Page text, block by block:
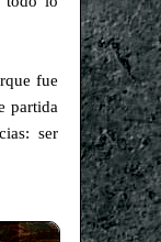
fue
partida
ser